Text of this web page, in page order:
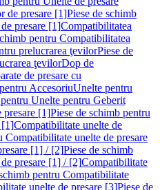
de presare [1]Piese de schimb
presare [1]Compatibilitatea
pentru Compatibilitatea
prelucrarea ţevilorPiese de
ţevilorDop de
de presare cu
AccesoriuUnelte pentru
Unelte pentru Geberit
presare [1]Piese de schimb pentru
[1]Compatibilitate unelte de
Compatibilitate unelte de presare
[1] / [2]Piese de schimb
presare [1] / [2]Compatibilitate
pentru Compatibilitate
unelte de presare [3]Piese de